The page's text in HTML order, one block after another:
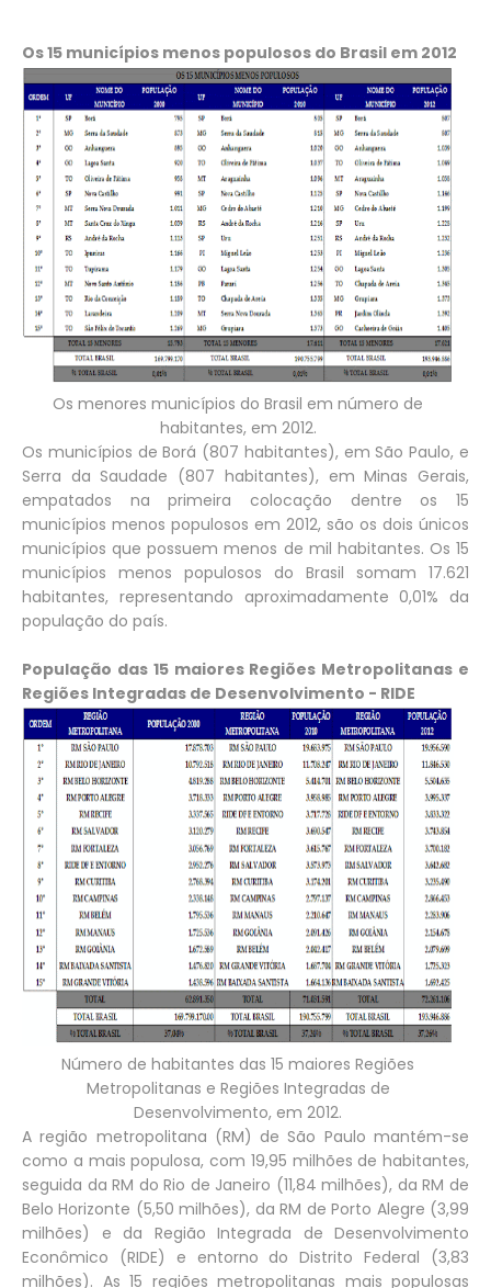
Os 15 municípios menos populosos do Brasil em 2012
Os menores municípios do Brasil em número de
habitantes, em 2012.
Os municípios de Borá (807 habitantes), em São Paulo, e
Serra da Saudade (807 habitantes), em Minas Gerais,
empatados na primeira colocação dentre os 15
municípios menos populosos em 2012, são os dois únicos
municípios que possuem menos de mil habitantes. Os 15
municípios menos populosos do Brasil somam 17.621
habitantes, representando aproximadamente 0,01% da
população do país.
População das 15 maiores Regiões Metropolitanas e
Regiões Integradas de Desenvolvimento - RIDE
Número de habitantes das 15 maiores Regiões
Metropolitanas e Regiões Integradas de
Desenvolvimento, em 2012.
A região metropolitana (RM) de São Paulo mantém-se
como a mais populosa, com 19,95 milhões de habitantes,
seguida da RM do Rio de Janeiro (11,84 milhões), da RM de
Belo Horizonte (5,50 milhões), da RM de Porto Alegre (3,99
milhões) e da Região Integrada de Desenvolvimento
Econômico (RIDE) e entorno do Distrito Federal (3,83
milhões). As 15 regiões metropolitanas mais populosas